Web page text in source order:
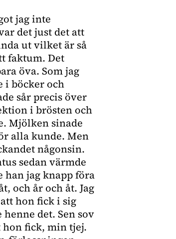
jag inte
det just det att
ut vilket är så
faktum. Det
öva. Som jag
i böcker och
sår precis över
i brösten och
Mjölken sinade
alla kunde. Men
någonsin.
sedan värmde
han jag knapp föra
och år och åt. Jag
hon fick i sig
det. Sen sov
hon fick, min tjej.